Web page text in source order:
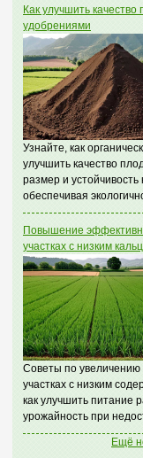
Как улучшить качество
удобрениями
Узнайте, как
улучшить качество
размер и
обеспечивая
Повышение
участках с низким
Советы по
участках с низким
как улучшить питание
урожайность при
Ещё